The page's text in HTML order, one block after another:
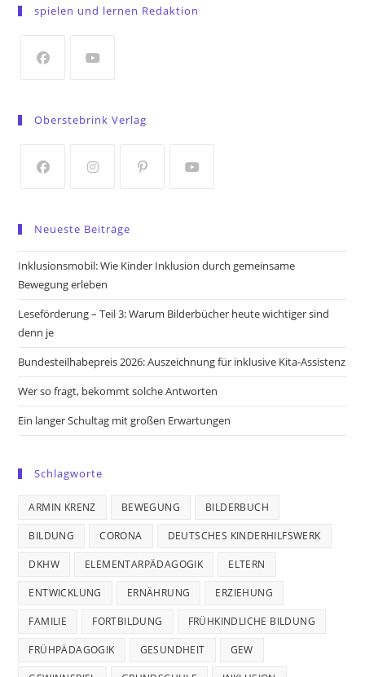
a
tab
spielen und lernen Redaktion
a
tab
tab
Oberstebrink Verlag
a
new
tab
new
tab
a
new
new
Neueste Beiträge
Inklusionsmobil: Wie Kinder Inklusion durch gemeinsame
Bewegung erleben
Leseförderung – Teil 3: Warum Bilderbücher heute wichtiger sind
denn je
Bundesteilhabepreis 2026: Auszeichnung für inklusive Kita-Assistenz
Wer so fragt, bekommt solche Antworten
Ein langer Schultag mit großen Erwartungen
Schlagworte
ARMIN KRENZ BEWEGUNG BILDERBUCH
BILDUNG CORONA DEUTSCHES KINDERHILFSWERK
DKHW ELEMENTARPÄDAGOGIK ELTERN
ENTWICKLUNG ERNÄHRUNG ERZIEHUNG
FAMILIE FORTBILDUNG FRÜHKINDLICHE BILDUNG
FRÜHPÄDAGOGIK GESUNDHEIT GEW